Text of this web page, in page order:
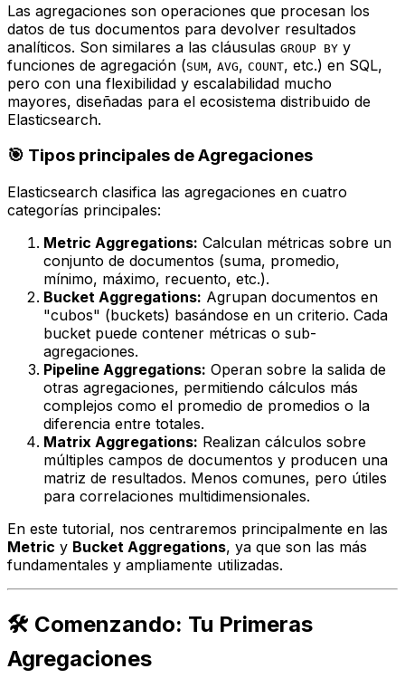
Las agregaciones son operaciones que procesan los
datos de tus documentos para devolver resultados
analíticos. Son similares a las cláusulas GROUP BY y
funciones de agregación (SUM, AVG, COUNT, etc.) en SQL,
pero con una flexibilidad y escalabilidad mucho
mayores, diseñadas para el ecosistema distribuido de
Elasticsearch.
🎯 Tipos principales de Agregaciones
Elasticsearch clasifica las agregaciones en cuatro
categorías principales:
Metric Aggregations: Calculan métricas sobre un
conjunto de documentos (suma, promedio,
mínimo, máximo, recuento, etc.).
Bucket Aggregations: Agrupan documentos en
"cubos" (buckets) basándose en un criterio. Cada
bucket puede contener métricas o sub-
agregaciones.
Pipeline Aggregations: Operan sobre la salida de
otras agregaciones, permitiendo cálculos más
complejos como el promedio de promedios o la
diferencia entre totales.
Matrix Aggregations: Realizan cálculos sobre
múltiples campos de documentos y producen una
matriz de resultados. Menos comunes, pero útiles
para correlaciones multidimensionales.
En este tutorial, nos centraremos principalmente en las
Metric y Bucket Aggregations, ya que son las más
fundamentales y ampliamente utilizadas.
🛠️ Comenzando: Tu Primeras
Agregaciones